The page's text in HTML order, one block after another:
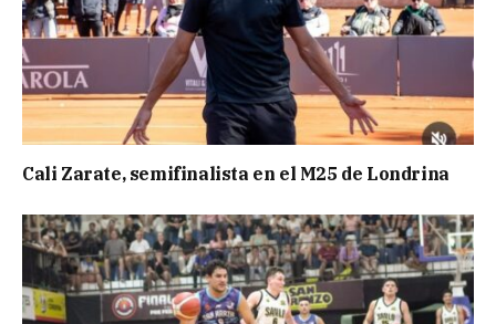
Cali Zarate, semifinalista en el M25 de Londrina